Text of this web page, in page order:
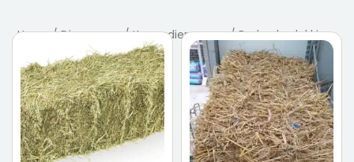
Home/Dierenvoer/Knaagdierenvoer/ Bodembedekking